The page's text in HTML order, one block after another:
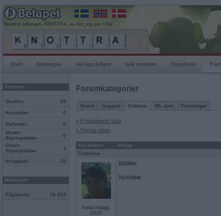
Senaste rullningen, KNOTTRA, av Ann_ing gav 170p
Start Spelregler Vanliga frågor Sök medlem Topplistor
Spelrum
Giraffen 25
Krokodilen 0
Elefanten
0
Musen
Böjningslistan
0
Grisen
Böjningslistan
3
Inloggade 28
Mobilspel
Pågående 18 453
Forumkategorier
Snack Support Ordlekar IRL-spel Turneringar
« Föregående sida
« Första sidan
Användare
Inlägg
Fjupplisa
Antal inlägg:
2010
Bubblor
Nystädat